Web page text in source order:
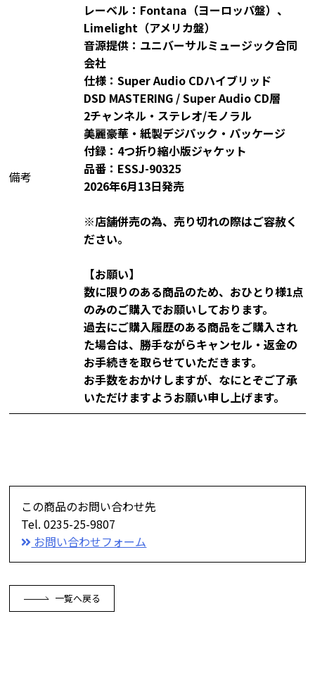
備考
レーベル：Fontana（ヨーロッパ盤）、
Limelight（アメリカ盤）
音源提供：ユニバーサルミュージック合同
会社
仕様：Super Audio CDハイブリッド
DSD MASTERING / Super Audio CD層
2チャンネル・ステレオ/モノラル
美麗豪華・紙製デジパック・パッケージ
付録：4つ折り縮小版ジャケット
品番：ESSJ-90325
2026年6月13日発売
※店舗併売の為、売り切れの際はご容赦く
ださい。
【お願い】
数に限りのある商品のため、おひとり様1点
のみのご購入でお願いしております。
過去にご購入履歴のある商品をご購入され
た場合は、勝手ながらキャンセル・返金の
お手続きを取らせていただきます。
お手数をおかけしますが、なにとぞご了承
いただけますようお願い申し上げます。
この商品のお問い合わせ先
Tel. 0235-25-9807
お問い合わせフォーム
一覧へ戻る